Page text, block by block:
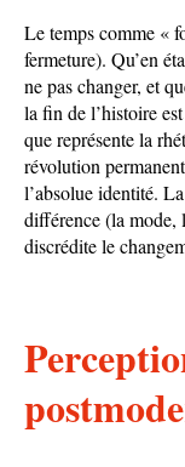
Le temps comme «
fermeture). Qu’en
ne pas changer, et
la fin de l’histoire
que représente la
révolution
l’absolue identité.
différence (la mode,
discrédite le